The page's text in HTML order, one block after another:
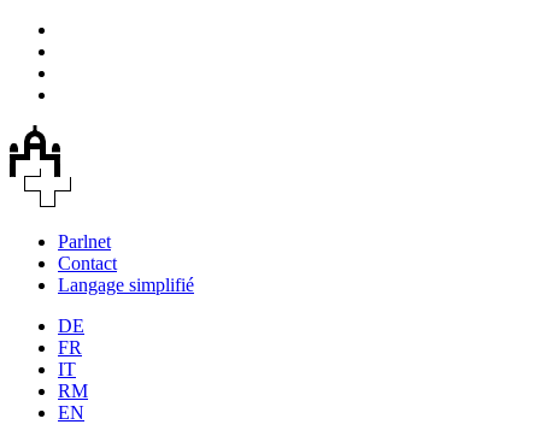
Parlnet
Contact
Langage simplifié
DE
FR
IT
RM
EN